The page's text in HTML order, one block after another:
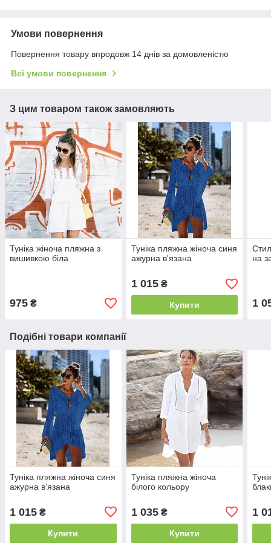
Умови повернення
Повернення товару впродовж 14 днів за домовленістю
Всі умови повернення
З цим товаром також замовляють
Туніка жіноча пляжна з
вишивкою біла
975 ₴
Туніка пляжна жіноча синя
ажурна в'язана
1 015₴
Купити
на
1
Подібні товари компанії
Туніка пляжна жіноча синя
ажурна в'язана
1 015 ₴
Купити
Туніка пляжна жіноча
білого кольору
1 035₴
Купити
1